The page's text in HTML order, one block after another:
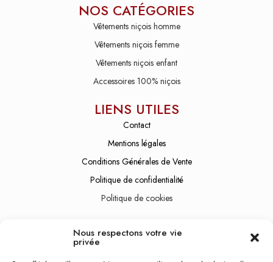
Nous respectons votre vie
privée
NOS CATÉGORIES
Vêtements niçois homme
Vêtements niçois femme
Vêtements niçois enfant
Accessoires 100% niçois
LIENS UTILES
Contact
Mentions légales
Conditions Générales de Vente
Politique de confidentialité
Politique de cookies
SERVICE CLIENT
08:30 - 19:00